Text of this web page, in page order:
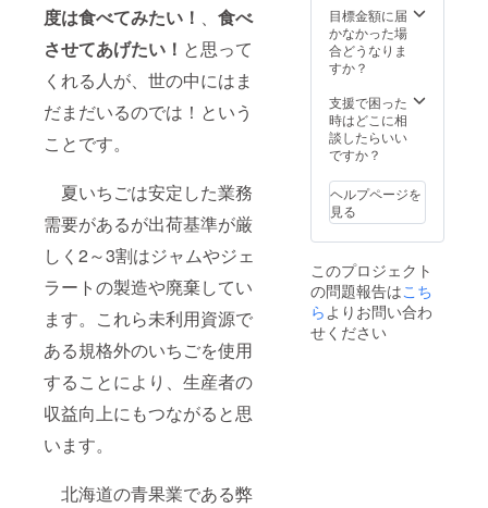
度は食べてみたい！ 、 食べ
させてあげたい！ と思って
くれる人が、世の中にはま
だまだいるのでは！という
ことです。
夏いちごは安定した業務
需要があるが出荷基準が厳
しく2～3割はジャムやジェ
ラートの製造や廃棄してい
ます。これら未利用資源で
ある規格外のいちごを使用
することにより、生産者の
収益向上にもつながると思
います。
北海道の青果業である弊
目標金額に届
かなかった場
合どうなりま
すか？
支援で困った
時はどこに相
談したらいい
ですか？
ヘルプページを
見る
このプロジェクト
の問題報告はこち
ら よりお問い合わ
せください